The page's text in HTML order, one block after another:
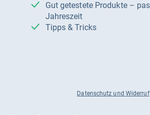
Gut getestete Produkte – passend zur
Jahreszeit
Tipps & Tricks
Datenschutz und Widerruf